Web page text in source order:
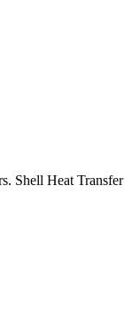
Shell Heat Transfer